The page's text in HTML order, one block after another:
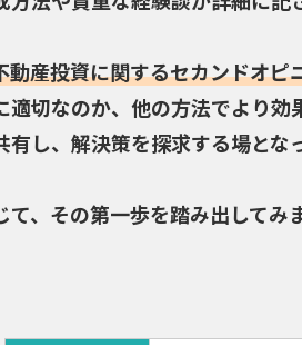
動産投資に関するセカンドオピ
適切なのか、他の方法でより
し、解決策を探求する場とな
て、その第一歩を踏み出して